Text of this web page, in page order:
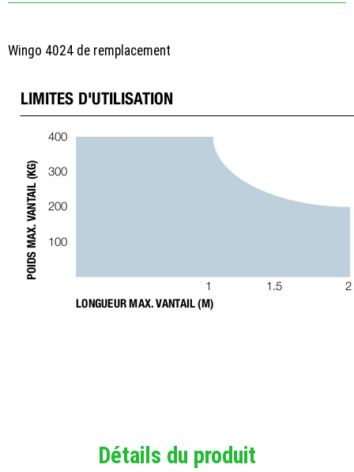
Wingo 4024 de remplacement
Détails du produit